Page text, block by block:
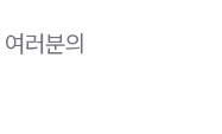
러분의